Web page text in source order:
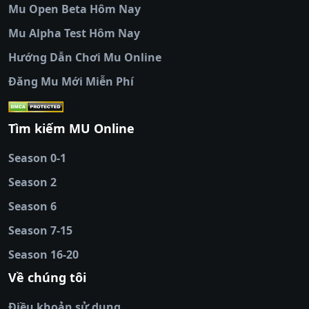
cẩm tv
|thapcam
luongsontv
|trực tiếp bóng đá cakhiatv
tiếp bóng đá
socolive
cakhiatv
| kèo nhà
cái
|qh88
88
|tài xỉu
online
|sunwin |
cái uy tín
đĩa
|bắn cá đổi
thưởng
fly88
| new88
tv
|hitclub
win
|Xoilac
Mu Open Beta Hôm Nay
Mu Alpha Test Hôm Nay
Hướng Dẫn Chơi Mu Online
Đăng Mu Mới Miễn Phí
Tìm kiếm MU Online
Season 0-1
Season 2
Season 6
Season 7-15
Season 16-20
Về chúng tôi